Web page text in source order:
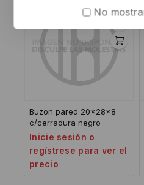
Buzon pared 20x28x8
c/cerradura negro
Inicie sesión o
regístrese para ver el
precio
No